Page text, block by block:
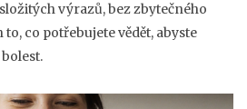
výrazů, bez zbytečného
co potřebujete vědět, abyste